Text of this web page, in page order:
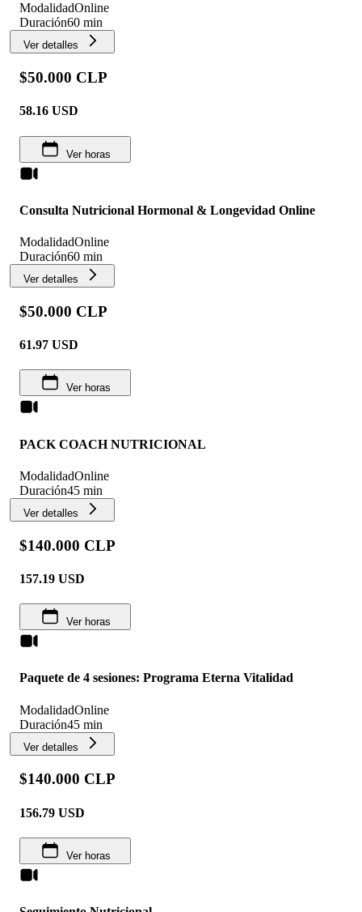
ModalidadOnline
Duración60 min
Ver detalles
$50.000 CLP
58.16 USD
Ver horas
Consulta Nutricional Hormonal & Longevidad Online
ModalidadOnline
Duración60 min
Ver detalles
$50.000 CLP
61.97 USD
Ver horas
PACK COACH NUTRICIONAL
ModalidadOnline
Duración45 min
Ver detalles
$140.000 CLP
157.19 USD
Ver horas
Paquete de 4 sesiones: Programa Eterna Vitalidad
ModalidadOnline
Duración45 min
Ver detalles
$140.000 CLP
156.79 USD
Ver horas